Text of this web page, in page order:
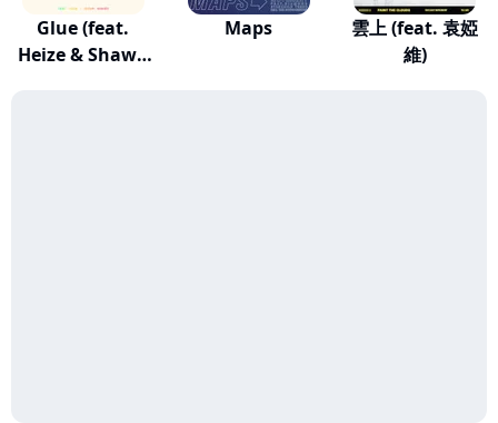
Glue (feat.
Heize & Shawn
Maps
雲上 (feat. 袁婭
維)